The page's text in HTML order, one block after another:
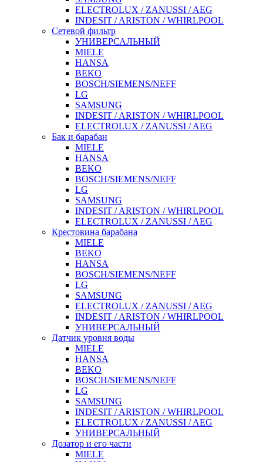
ELECTROLUX / ZANUSSI / AEG
INDESIT / ARISTON / WHIRLPOOL
Сетевой фильтр
УНИВЕРСАЛЬНЫЙ
MIELE
HANSA
BEKO
BOSCH/SIEMENS/NEFF
LG
SAMSUNG
INDESIT / ARISTON / WHIRLPOOL
ELECTROLUX / ZANUSSI / AEG
Бак и барабан
MIELE
HANSA
BEKO
BOSCH/SIEMENS/NEFF
LG
SAMSUNG
INDESIT / ARISTON / WHIRLPOOL
ELECTROLUX / ZANUSSI / AEG
Крестовина барабана
MIELE
BEKO
HANSA
BOSCH/SIEMENS/NEFF
LG
SAMSUNG
ELECTROLUX / ZANUSSI / AEG
INDESIT / ARISTON / WHIRLPOOL
УНИВЕРСАЛЬНЫЙ
Датчик уровня воды
MIELE
HANSA
BEKO
BOSCH/SIEMENS/NEFF
LG
SAMSUNG
INDESIT / ARISTON / WHIRLPOOL
ELECTROLUX / ZANUSSI / AEG
УНИВЕРСАЛЬНЫЙ
Дозатор и его части
MIELE